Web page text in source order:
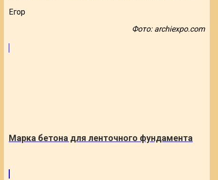
Егор
Фото: archiexpo.com
Марка бетона для ленточного фундамента